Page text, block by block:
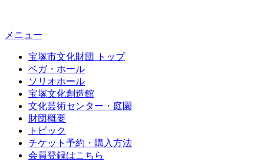
メニュー
宝塚市文化財団 トップ
ベガ・ホール
ソリオホール
宝塚文化創造館
文化芸術センター・庭園
財団概要
トピック
チケット予約・購入方法
会員登録はこちら